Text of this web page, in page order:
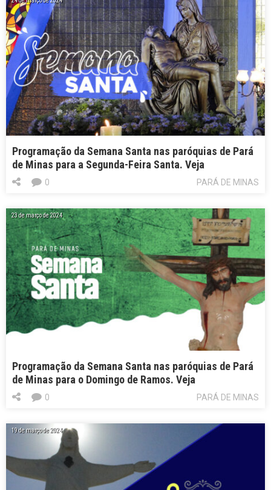
Programação da Semana Santa nas paróquias de Pará
de Minas para a Segunda-Feira Santa. Veja
PARÁ DE MINAS
0
23 de março de 2024
Programação da Semana Santa nas paróquias de Pará
de Minas para o Domingo de Ramos. Veja
PARÁ DE MINAS
0
19 de março de 2024